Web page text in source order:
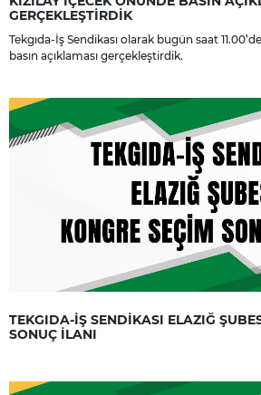
GERÇEKLEŞTİRDİK
Tekgıda-İş Sendikası olarak bugün saat
basın açıklaması gerçekleştirdik.
TEKGIDA-İŞ SENDİKASI ELAZIĞ
SONUÇ İLANI